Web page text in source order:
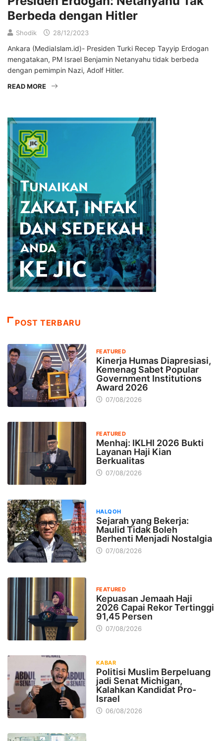
Berbeda dengan Hitler
Shodik 28/12/2023
Ankara (MediaIslam.id)- Presiden Turki Recep Tayyip Erdogan
mengatakan, PM Israel Benjamin Netanyahu tidak berbeda
dengan pemimpin Nazi, Adolf Hitler.
READ MORE
POST TERBARU
FEATURED
Kinerja Humas Diapresiasi,
Kemenag Sabet Popular
Government Institutions
Award 2026
07/08/2026
FEATURED
Menhaj: IKLHI 2026 Bukti
Layanan Haji Kian
Berkualitas
07/08/2026
HALQOH
Sejarah yang Bekerja:
Maulid Tidak Boleh
Berhenti Menjadi Nostalgia
07/08/2026
FEATURED
Kepuasan Jemaah Haji
2026 Capai Rekor Tertinggi
91,45 Persen
07/08/2026
KABAR
Politisi Muslim Berpeluang
jadi Senat Michigan,
Kalahkan Kandidat Pro-
Israel
06/08/2026